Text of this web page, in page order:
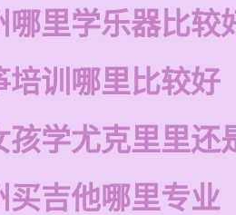
哪里学乐器比较
培训哪里比较好
孩学尤克里里还
买吉他哪里专业